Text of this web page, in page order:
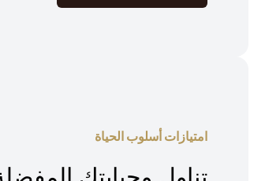
امتيازات أسلوب الحياة